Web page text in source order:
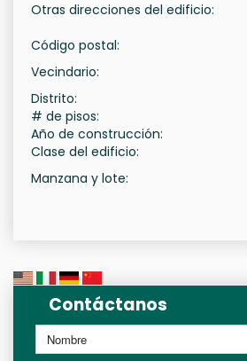
Otras direcciones del edificio:
Código postal:
Vecindario:
Distrito:
# de pisos:
Año de construcción:
Clase del edificio:
Manzana y lote:
Contáctanos